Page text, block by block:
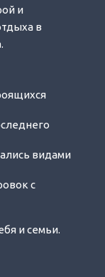
и
в
видами
с
и семьи.